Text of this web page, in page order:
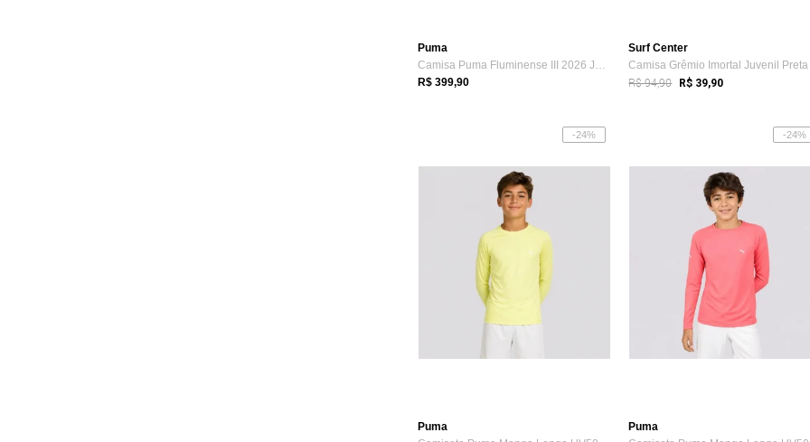
Puma
Camisa Puma Fluminense III 2026 Juvenil
R$ 399,90
Surf Center
Camisa Grêmio Imortal Juvenil Preta
R$ 94,90 R$ 39,90
-24%
Puma
-24%
Puma